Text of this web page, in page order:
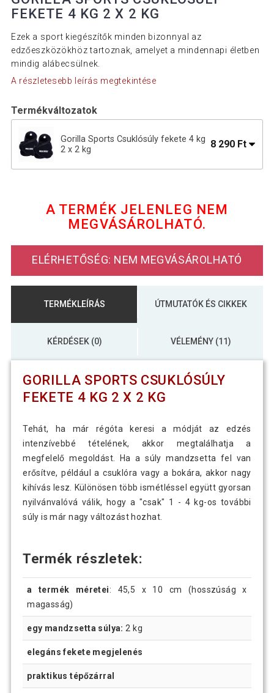
FEKETE 4 KG 2 X 2 KG
Ezek a sport kiegészítők minden bizonnyal az
edzőeszközökhöz tartoznak, amelyet a mindennapi életben
mindig alábecsülnek.
A részletesebb leírás megtekintése
Termékváltozatok
Gorilla Sports Csuklósúly fekete 4 kg
2 x 2 kg
8 290 Ft
Gorilla Sports Csuklósúly fekete 2 kg, 2
Gorilla Sports Csuklósúly fekete 3 kg, 2
x 1,5 kg
A TERMÉK JELENLEG NEM
MEGVÁSÁROLHATÓ.
ELÉRHETŐSÉG: NEM MEGVÁSÁROLHATÓ
TERMÉKLEÍRÁS ÚTMUTATÓK ÉS CIKKEK
KÉRDÉSEK (0) VÉLEMÉNY (11)
GORILLA SPORTS CSUKLÓSÚLY
FEKETE 4 KG 2 X 2 KG
Tehát, ha már régóta keresi a módját az edzés
intenzívebbé tételének, akkor megtalálhatja a
megfelelő megoldást. Ha a súly mandzsetta fel van
erősítve, például a csuklóra vagy a bokára, akkor nagy
kihívás lesz. Különösen több ismétléssel együtt gyorsan
nyilvánvalóvá válik, hogy a "csak" 1 - 4 kg-os további
súly is már nagy változást hozhat.
Termék részletek:
a termék méretei: 45,5 x 10 cm (hosszúság x
magasság)
egy mandzsetta súlya: 2 kg
elegáns fekete megjelenés
praktikus tépőzárral